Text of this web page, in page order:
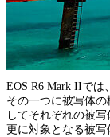
EOS R6 Mark IIでは
その一つに被写体
してそれぞれの被
更に対象となる被写